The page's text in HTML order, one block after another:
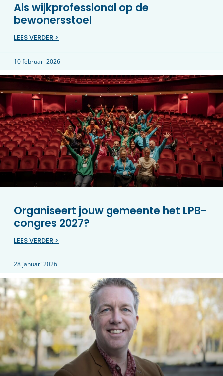
Als wijkprofessional op de
bewonersstoel
LEES VERDER >
10 februari 2026
Organiseert jouw gemeente het LPB-
congres 2027?
LEES VERDER >
28 januari 2026